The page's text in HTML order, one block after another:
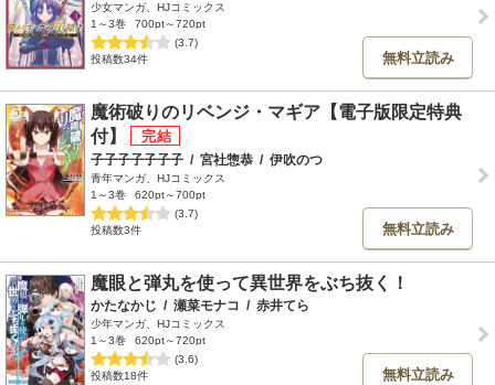
少女マンガ、HJコミックス
1～3巻
700pt～720pt
(3.7)
投稿数34件
無料立読み
魔術破りのリベンジ・マギア【電子版限定特典
付】
子子子子子子子 / 宮社惣恭 / 伊吹のつ
青年マンガ、HJコミックス
1～3巻
620pt～700pt
(3.7)
投稿数3件
無料立読み
魔眼と弾丸を使って異世界をぶち抜く！
かたなかじ / 瀬菜モナコ / 赤井てら
少年マンガ、HJコミックス
1～3巻
620pt～720pt
(3.6)
投稿数18件
無料立読み